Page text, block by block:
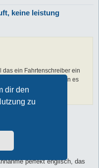
dir den
zu
keine leistung
das ein Fahrtenschreiber ein
sowas angeht das man es
sie erklären mir den
perfekt englisch, das